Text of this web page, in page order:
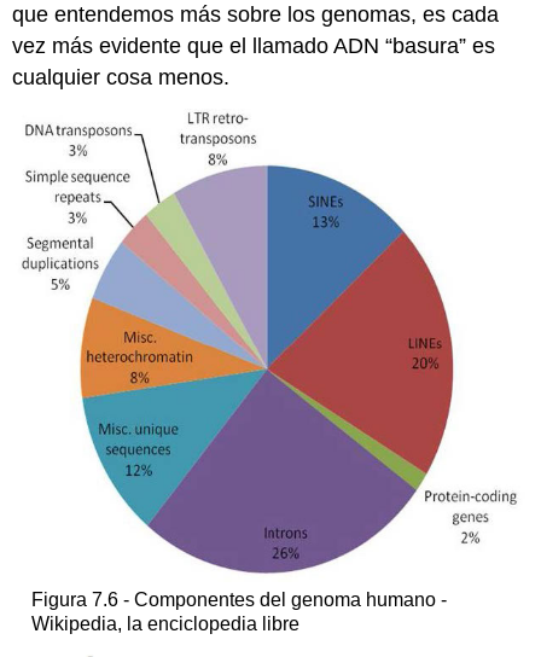
que entendemos más sobre los genomas, es cada
vez más evidente que el llamado ADN “basura” es
cualquier cosa menos.
Figura 7.6 - Componentes del genoma humano -
Wikipedia, la enciclopedia libre